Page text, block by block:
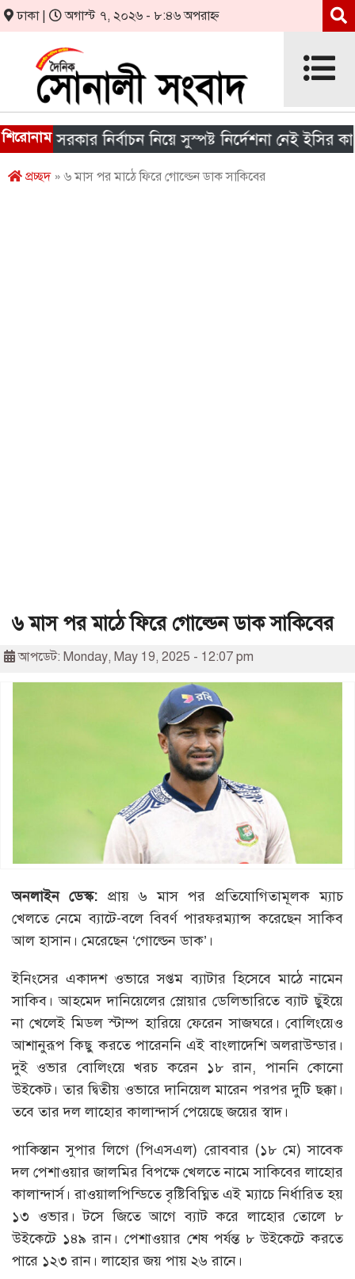
ঢাকা | অগাস্ট ৭, ২০২৬ - ৮:৪৬ অপরাহ্ন
শিরোনাম
সরকার নির্বাচন নিয়ে সুস্পষ্ট নির্দেশনা নেই ইসির কাছে
প্রচ্ছদ» ৬ মাস পর মাঠে ফিরে গোল্ডেন ডাক সাকিবের
৬ মাস পর মাঠে ফিরে গোল্ডেন ডাক সাকিবের
আপডেট: Monday, May 19, 2025 - 12:07 pm
অনলাইন ডেস্ক: প্রায় ৬ মাস পর প্রতিযোগিতামূলক ম্যাচ
খেলতে নেমে ব্যাটে-বলে বিবর্ণ পারফরম্যান্স করেছেন সাকিব
আল হাসান। মেরেছেন ‘গোল্ডেন ডাক’।
ইনিংসের একাদশ ওভারে সপ্তম ব্যাটার হিসেবে মাঠে নামেন
সাকিব। আহমেদ দানিয়েলের স্লোয়ার ডেলিভারিতে ব্যাট ছুঁইয়ে
না খেলেই মিডল স্টাম্প হারিয়ে ফেরেন সাজঘরে। বোলিংয়েও
আশানুরূপ কিছু করতে পারেননি এই বাংলাদেশি অলরাউন্ডার।
দুই ওভার বোলিংয়ে খরচ করেন ১৮ রান, পাননি কোনো
উইকেট। তার দ্বিতীয় ওভারে দানিয়েল মারেন পরপর দুটি ছক্কা।
তবে তার দল লাহোর কালান্দার্স পেয়েছে জয়ের স্বাদ।
পাকিস্তান সুপার লিগে (পিএসএল) রোববার (১৮ মে) সাবেক
দল পেশাওয়ার জালমির বিপক্ষে খেলতে নামে সাকিবের লাহোর
কালান্দার্স। রাওয়ালপিন্ডিতে বৃষ্টিবিঘ্নিত এই ম্যাচে নির্ধারিত হয়
১৩ ওভার। টসে জিতে আগে ব্যাট করে লাহোর তোলে ৮
উইকেটে ১৪৯ রান। পেশাওয়ার শেষ পর্যন্ত ৮ উইকেটে করতে
পারে ১২৩ রান। লাহোর জয় পায় ২৬ রানে।